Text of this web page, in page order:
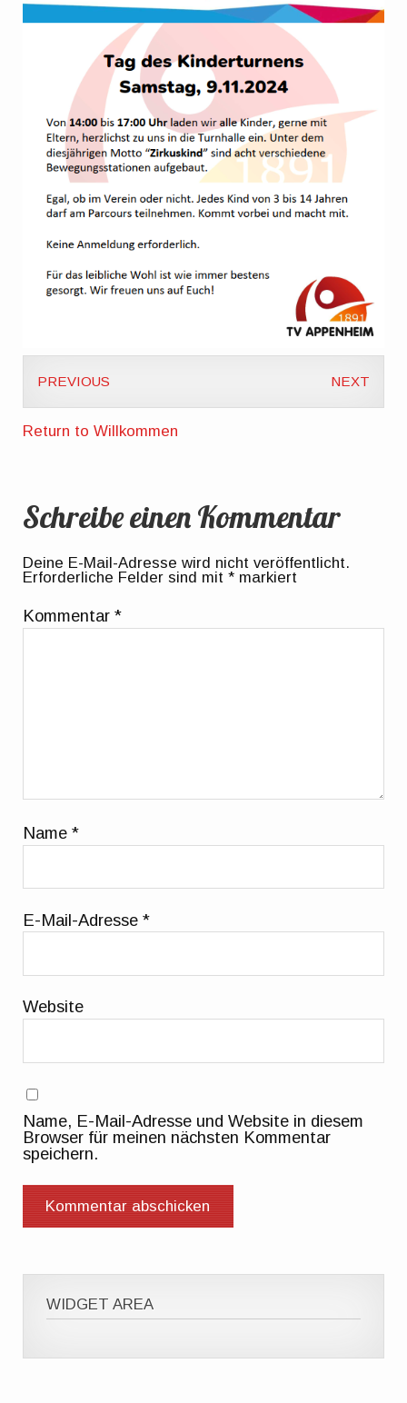
PREVIOUS NEXT
Return to Willkommen
Schreibe einen Kommentar
Deine E-Mail-Adresse wird nicht veröffentlicht.
Erforderliche Felder sind mit* markiert
Kommentar*
Name*
E-Mail-Adresse*
Website
Name, E-Mail-Adresse und Website in diesem
Browser für meinen nächsten Kommentar
speichern.
WIDGET AREA